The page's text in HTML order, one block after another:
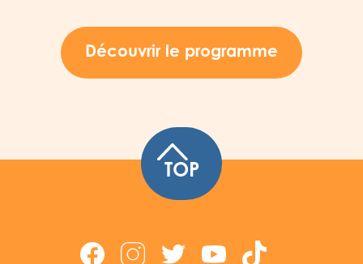
Découvrir le programme
TOP